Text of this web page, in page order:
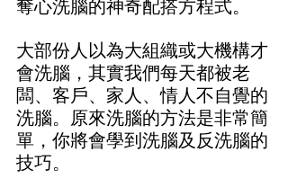
奪心洗腦的神奇配搭方程式。
大部份人以為大組織或大機構才
會洗腦，其實我們每天都被老
闆、客戶、家人、情人不自覺的
洗腦。原來洗腦的方法是非常簡
單，你將會學到洗腦及反洗腦的
技巧。